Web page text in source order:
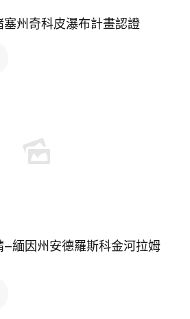
州奇科皮瀑布計畫認證
—緬因州安德羅斯科金河拉姆